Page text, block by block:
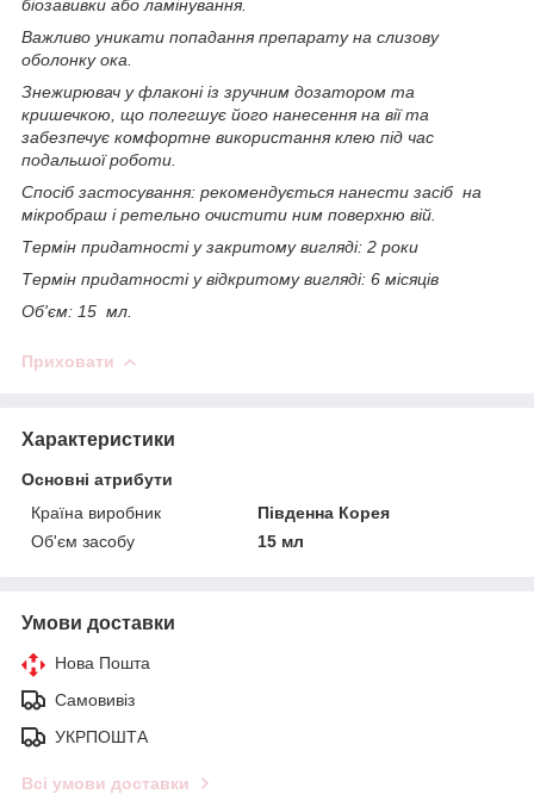
біозавивки або ламінування.
Важливо уникати попадання препарату на слизову
оболонку ока.
Знежирювач у флаконі із зручним дозатором та
кришечкою, що полегшує його нанесення на вії та
забезпечує комфортне використання клею під час
подальшої роботи.
Спосіб застосування: рекомендується нанести засіб на
мікробраш і ретельно очистити ним поверхню вій.
Термін придатності у закритому вигляді: 2 роки
Термін придатності у відкритому вигляді: 6 місяців
Об'єм: 15 мл.
Приховати
Характеристики
Основні атрибути
Країна виробник
Південна Корея
Об'єм засобу
15 мл
Умови доставки
Нова Пошта
Самовивіз
УКРПОШТА
Всі умови доставки